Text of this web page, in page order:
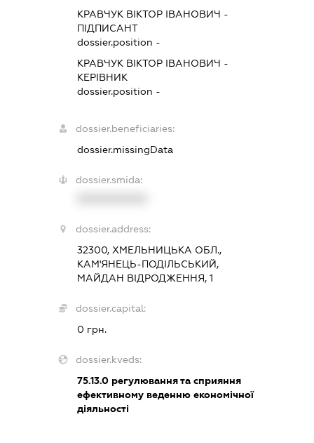
КРАВЧУК ВІКТОР ІВАНОВИЧ -
ПІДПИСАНТ
dossier.position -
КРАВЧУК ВІКТОР ІВАНОВИЧ -
КЕРІВНИК
dossier.position -
dossier.beneficiaries:
dossier.missingData
dossier.smida:
dossier.address:
32300, ХМЕЛЬНИЦЬКА ОБЛ.,
КАМ'ЯНЕЦЬ-ПОДІЛЬСЬКИЙ,
МАЙДАН ВІДРОДЖЕННЯ, 1
dossier.capital:
0 грн.
dossier.kveds:
75.13.0 регулювання та сприяння
ефективному веденню економічної
діяльності